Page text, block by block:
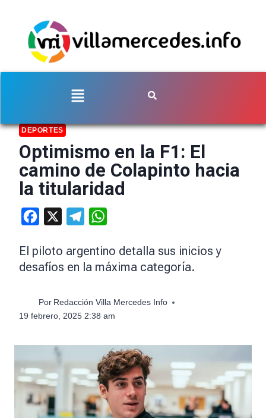
DEPORTES
Optimismo en la F1: El
camino de Colapinto hacia
la titularidad
Facebook Telegram
El piloto argentino detalla sus inicios y
desafíos en la máxima categoría.
Por Redacción Villa Mercedes Info
19 febrero, 2025 2:38 am